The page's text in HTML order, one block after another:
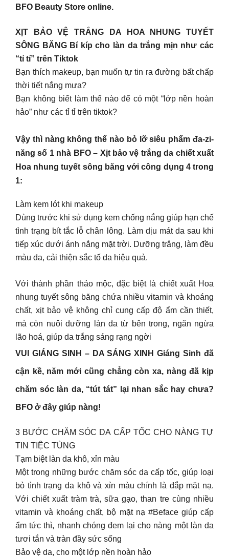
BFO Beauty Store online.
XỊT BẢO VỆ TRẮNG DA HOA NHUNG TUYẾT
SÔNG BĂNG Bí kíp cho làn da trắng mịn như các
“tỉ tỉ” trên Tiktok
Bạn thích makeup, bạn muốn tự tin ra đường bất chấp
thời tiết nắng mưa?
Bạn không biết làm thế nào để có một “lớp nền hoàn
hảo” như các tỉ tỉ trên tiktok?
Vậy thì nàng không thể nào bỏ lỡ siêu phẩm đa-zi-
năng số 1 nhà BFO – Xịt bảo vệ trắng da chiết xuất
Hoa nhung tuyết sông băng với công dụng 4 trong
1:
Làm kem lót khi makeup
Dùng trước khi sử dụng kem chống nắng giúp hạn chế
tình trạng bít tắc lỗ chân lông. Làm dịu mát da sau khi
tiếp xúc dưới ánh nắng mặt trời. Dưỡng trắng, làm đều
màu da, cải thiện sắc tố da hiệu quả.
Với thành phần thảo mộc, đặc biệt là chiết xuất Hoa
nhung tuyết sông băng chứa nhiều vitamin và khoáng
chất, xịt bảo vệ không chỉ cung cấp độ ẩm cần thiết,
mà còn nuôi dưỡng làn da từ bên trong, ngăn ngừa
lão hoá, giúp da trắng sáng rạng ngời
VUI GIÁNG SINH – DA SÁNG XINH Giáng Sinh đã
cận kề, năm mới cũng chẳng còn xa, nàng đã kịp
chăm sóc làn da, “tút tát” lại nhan sắc hay chưa?
BFO ở đây giúp nàng!
3 BƯỚC CHĂM SÓC DA CẤP TỐC CHO NÀNG TỰ
TIN TIỆC TÙNG
Tạm biệt làn da khô, xỉn màu
Một trong những bước chăm sóc da cấp tốc, giúp loại
bỏ tình trạng da khô và xỉn màu chính là đắp mặt nạ.
Với chiết xuất tràm trà, sữa gạo, than tre cùng nhiều
vitamin và khoáng chất, bộ mặt nạ #Beface giúp cấp
ẩm tức thì, nhanh chóng đem lại cho nàng một làn da
tươi tắn và tràn đầy sức sống
Bảo vệ da, cho một lớp nền hoàn hảo